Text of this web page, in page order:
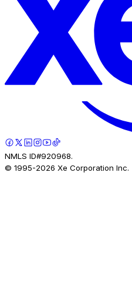
NMLS ID#920968.
© 1995-2026 Xe Corporation Inc.